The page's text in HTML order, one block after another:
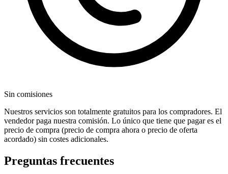
Sin comisiones
Nuestros servicios son totalmente gratuitos para los compradores. El
vendedor paga nuestra comisión. Lo único que tiene que pagar es el
precio de compra (precio de compra ahora o precio de oferta
acordado) sin costes adicionales.
Preguntas frecuentes